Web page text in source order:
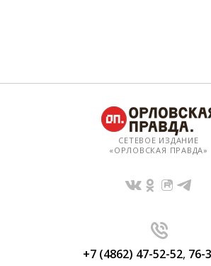
СЕТЕВОЕ ИЗДАНИЕ
«ОРЛОВСКАЯ ПРАВДА»
+7 (4862) 47-52-52, 76-